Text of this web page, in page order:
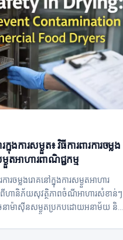
ងការសម្ងួត៖ វិធីការពារការចម្លង
តអាហារពាណិជ្ជកម្ម
រចម្លងរោគនៅក្នុងការសម្ងួតអាហារ
ហានិភ័យសុវត្ថិភាពចំណីអាហារសំខាន់ៗ
នាម៉ាស៊ីនសម្ងួតប្រកបដោយអនាម័យ និង